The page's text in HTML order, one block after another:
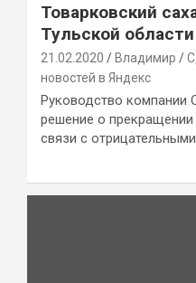
Товарковский
Тульской области
21.02.2020 Владимир
новостей в Яндекс
Руководство компании
решение о прекращении
связи с отрицательными…